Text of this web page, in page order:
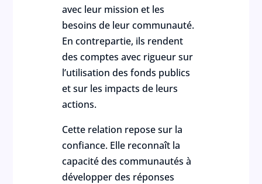
avec leur mission et les
besoins de leur communauté.
En contrepartie, ils rendent
des comptes avec rigueur sur
l’utilisation des fonds publics
et sur les impacts de leurs
actions.
Cette relation repose sur la
confiance. Elle reconnaît la
capacité des communautés à
développer des réponses